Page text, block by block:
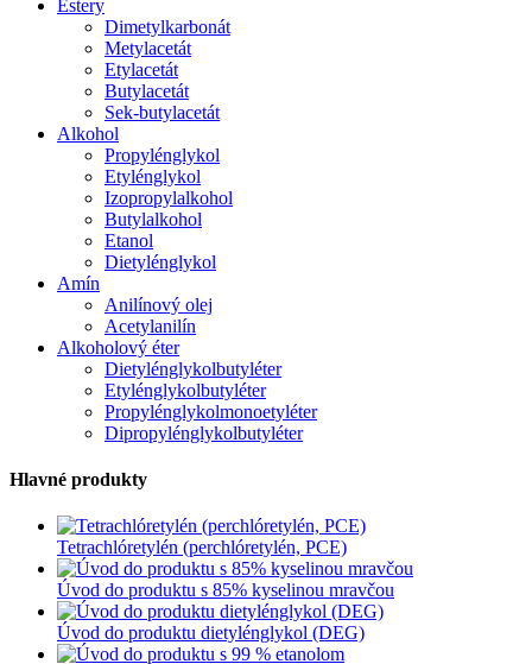
Estery
Dimetylkarbonát
Metylacetát
Etylacetát
Butylacetát
Sek-butylacetát
Alkohol
Propylénglykol
Etylénglykol
Izopropylalkohol
Butylalkohol
Etanol
Dietylénglykol
Amín
Anilínový olej
Acetylanilín
Alkoholový éter
Dietylénglykolbutyléter
Etylénglykolbutyléter
Propylénglykolmonoetyléter
Dipropylénglykolbutyléter
Hlavné produkty
Tetrachlóretylén (perchlóretylén, PCE)
Úvod do produktu s 85% kyselinou mravčou
Úvod do produktu dietylénglykol (DEG)